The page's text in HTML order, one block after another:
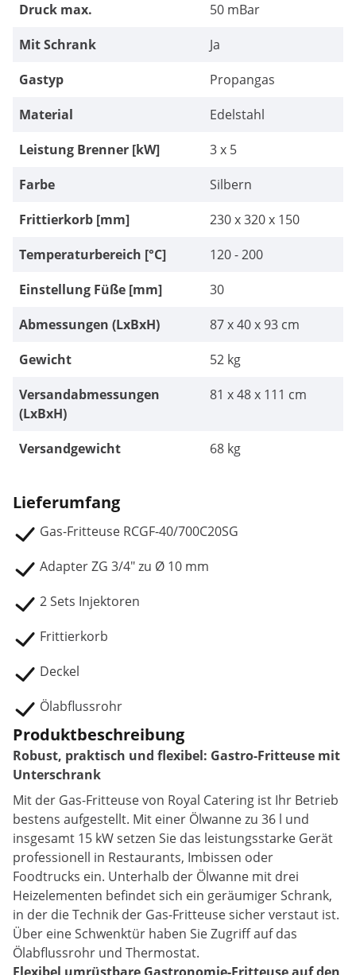
Druck max.
50 mBar
Mit Schrank
Ja
Gastyp
Propangas
Material
Edelstahl
Leistung Brenner [kW]
3 x 5
Farbe
Silbern
Frittierkorb [mm]
230 x 320 x 150
Temperaturbereich [°C]
120 - 200
Einstellung Füße [mm]
30
Abmessungen (LxBxH)
87 x 40 x 93 cm
Gewicht
52 kg
Versandabmessungen
(LxBxH)
81 x 48 x 111 cm
Versandgewicht 68 kg
Lieferumfang
Gas-Fritteuse RCGF-40/700C20SG
Adapter ZG 3/4" zu Ø 10 mm
2 Sets Injektoren
Frittierkorb
Deckel
Ölabflussrohr
Produktbeschreibung
Robust, praktisch und flexibel: Gastro-Fritteuse mit
Unterschrank
Mit der Gas-Fritteuse von Royal Catering ist Ihr Betrieb
bestens aufgestellt. Mit einer Ölwanne zu 36 l und
insgesamt 15 kW setzen Sie das leistungsstarke Gerät
professionell in Restaurants, Imbissen oder
Foodtrucks ein. Unterhalb der Ölwanne mit drei
Heizelementen befindet sich ein geräumiger Schrank,
in der die Technik der Gas-Fritteuse sicher verstaut ist.
Über eine Schwenktür haben Sie Zugriff auf das
Ölabflussrohr und Thermostat.